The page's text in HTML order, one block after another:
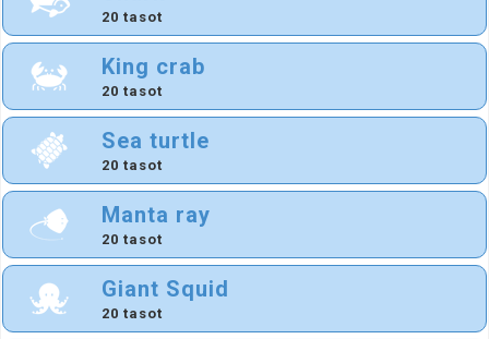
20 tasot
King crab
20 tasot
Sea turtle
20 tasot
Manta ray
20 tasot
Giant Squid
20 tasot